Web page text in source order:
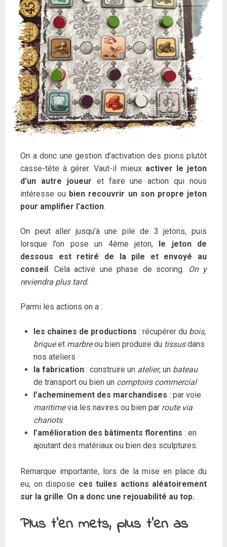
On a donc une gestion d’activation des pions plutôt
casse-tête à gérer. Vaut-il mieuxactiver le jeton
d’un autre joueur et faire une action qui nous
intéresse ou bien recouvrir un son propre jeton
pour amplifier l’action.
On peut aller jusqu’à une pile de 3 jetons, puis
lorsque l’on pose un 4ème jeton, le jeton de
dessous est retiré de la pile et envoyé au
conseil. Cela active une phase de scoring.
On y
reviendra plus tard.
Parmi les actions on a :
les chaines de productions : récupérer du bois,
briqueet marbreou bien produire du tissusdans
nos ateliers
la fabrication: construire un atelier, un bateau
de transport ou bien un comptoirs commercial
l’acheminement des marchandises : par voie
maritimevia les navires ou bien par route via
chariots
l’amélioration des bâtiments florentins : en
ajoutant des matériaux ou bien des sculptures.
Remarque importante, lors de la mise en place du
eu, on dispose ces tuiles actions aléatoirement
sur la grille. On a donc une rejouabilité au top.
Plus t’en mets, plus t’en as